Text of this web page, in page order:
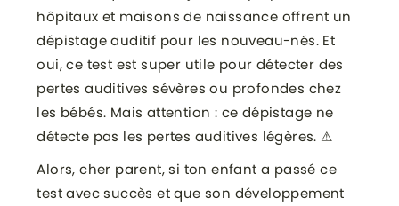
hôpitaux et maisons de naissance offrent un
dépistage auditif pour les nouveau-nés. Et
oui, ce test est super utile pour détecter des
pertes auditives sévères ou profondes chez
les bébés. Mais attention : ce dépistage ne
détecte pas les pertes auditives légères. ⚠
Alors, cher parent, si ton enfant a passé ce
test avec succès et que son développement